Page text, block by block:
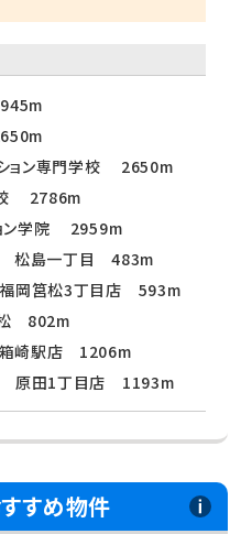
ション専門学校 2650m
校 2786m
ョン学院 2959m
松島一丁目 483m
福岡筥松3丁目店 593m
802m
崎駅店 1206m
原田1丁目店 1193m
すめ物件